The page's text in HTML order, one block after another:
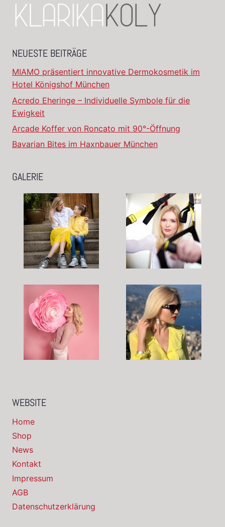
NEUESTE BEITRÄGE
MIAMO präsentiert innovative Dermokosmetik im
Hotel Königshof München
Acredo Eheringe – Individuelle Symbole für die
Ewigkeit
Arcade Koffer von Roncato mit 90°-Öffnung
Bavarian Bites im Haxnbauer München
GALERIE
WEBSITE
Home
Shop
News
Kontakt
Impressum
AGB
Datenschutzerklärung